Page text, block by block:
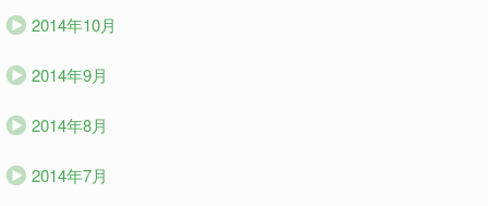
2014年10月
2014年9月
2014年8月
2014年7月